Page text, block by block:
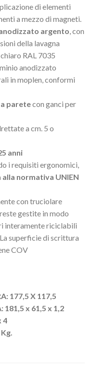
di elementi
a mezzo di magneti.
argento, con
della lavagna
RAL 7035
anodizzato
in moplen, conformi
paretecon ganci per
a cm. 5 o
anni
i requisiti ergonomici,
normativa UNIEN
con truciolare
gestite in modo
interamente riciclabili
superficie di scrittura
COV
177,5 X 117,5
181,5 x 61,5 x 1,2
4